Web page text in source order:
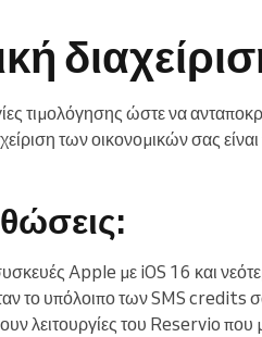
τιμολόγησης ώστε να
των οικονομικών σας
Apple με iOS 16 και
υπόλοιπο των SMS credits
λειτουργίες του Reservio που